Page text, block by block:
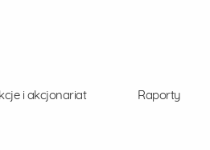
i akcjonariat Raporty